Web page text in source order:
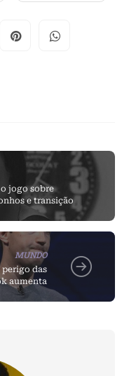
jogo sobre
e transição
MUNDO
perigo das
aumenta